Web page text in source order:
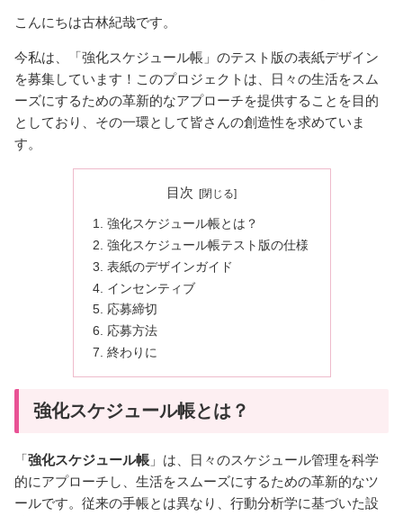
こんにちは古林紀哉です。
今私は、「強化スケジュール帳」のテスト版の表紙デザイン
を募集しています！このプロジェクトは、日々の生活をスム
ーズにするための革新的なアプローチを提供することを目的
としており、その一環として皆さんの創造性を求めていま
す。
目次
強化スケジュール帳とは？
強化スケジュール帳テスト版の仕様
表紙のデザインガイド
インセンティブ
応募締切
応募方法
終わりに
強化スケジュール帳とは？
「強化スケジュール帳 」は、日々のスケジュール管理を科学
的にアプローチし、生活をスムーズにするための革新的なツ
ールです。従来の手帳とは異なり、行動分析学に基づいた設